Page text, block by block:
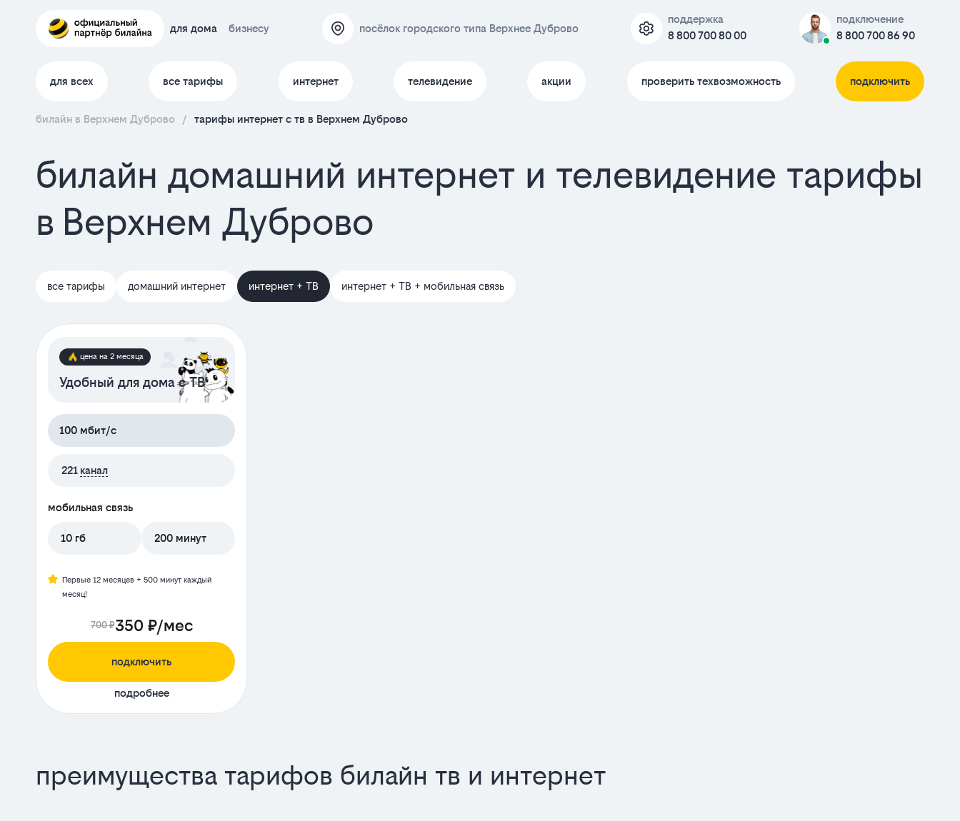
для дома бизнесу посёлок городского типа Верхнее Дуброво
поддержка
8 800 700 80 00
подключение
8 800 700 86 90
для всех все тарифы интернет телевидение акции проверить техвозможность подключить
билайн в Верхнем Дуброво / тарифы интернет c тв в Верхнем Дуброво
билайн домашний интернет и телевидение тарифы
в Верхнем Дуброво
все тарифы домашний интернет интернет + ТВ интернет + ТВ + мобильная связь
цена на 2 месяца
Удобный для дома с ТВ
100 мбит/с
221 канал
мобильная связь
10 гб 200 минут
Первые 12 месяцев + 500 минут каждый
месяц!
700 ₽350 ₽/мес
подключить
подробнее
преимущества тарифов билайн тв и интернет